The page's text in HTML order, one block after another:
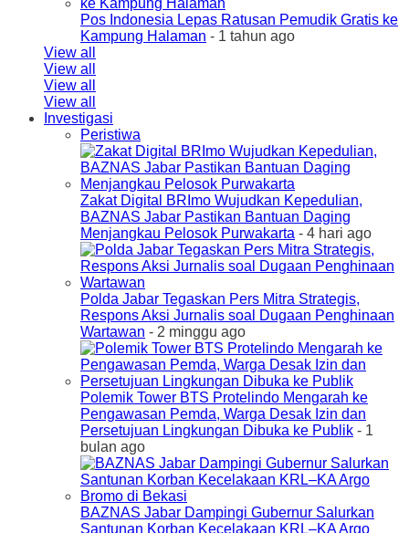
Pos Indonesia Lepas Ratusan Pemudik Gratis ke
Kampung Halaman - 1 tahun ago
View all
View all
View all
View all
Investigasi
Peristiwa
Zakat Digital BRImo Wujudkan Kepedulian,
BAZNAS Jabar Pastikan Bantuan Daging
Menjangkau Pelosok Purwakarta - 4 hari ago
Polda Jabar Tegaskan Pers Mitra Strategis,
Respons Aksi Jurnalis soal Dugaan Penghinaan
Wartawan - 2 minggu ago
Polemik Tower BTS Protelindo Mengarah ke
Pengawasan Pemda, Warga Desak Izin dan
Persetujuan Lingkungan Dibuka ke Publik - 1
bulan ago
BAZNAS Jabar Dampingi Gubernur Salurkan
Santunan Korban Kecelakaan KRL–KA Argo